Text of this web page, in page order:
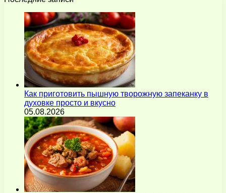
Как приготовить пышную творожную запеканку в
духовке просто и вкусно
05.08.2026